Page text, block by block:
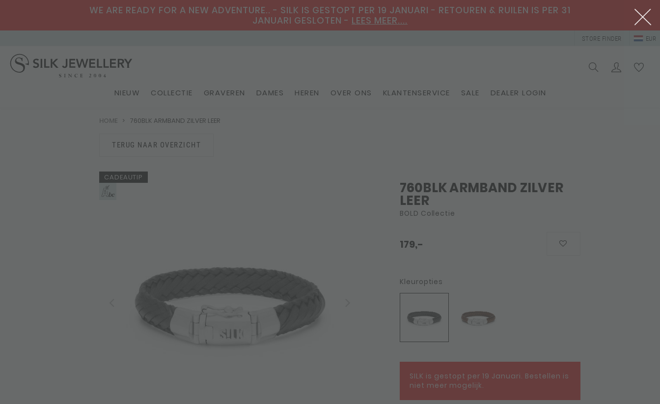
WE ARE READY FOR A NEW ADVENTURE.. - SILK IS GESTOPT PER 19 JANUARI - RETOUREN & RUILEN IS PER 31
JANUARI GESLOTEN - LEES MEER....
STORE FINDER EUR
NIEUW COLLECTIE GRAVEREN DAMES HEREN OVER ONS KLANTENSERVICE SALE DEALER LOGIN
HOME 760BLK ARMBAND ZILVER LEER
TERUG NAAR OVERZICHT
CADEAUTIP
760BLK ARMBAND ZILVER
LEER
BOLD Collectie
179,-
Kleuropties
SILK is gestopt per 19 Januari. Bestellen is
niet meer mogelijk.